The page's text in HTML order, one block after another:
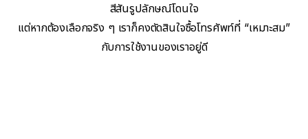
สีสันรูปลักษณ์โดนใจ
แต่หากต้องเลือกจริง ๆ เราก็คงตัดสินใจซื้อโทรศัพท์ที่ “เหมาะสม”
กับการใช้งานของเราอยู่ดี